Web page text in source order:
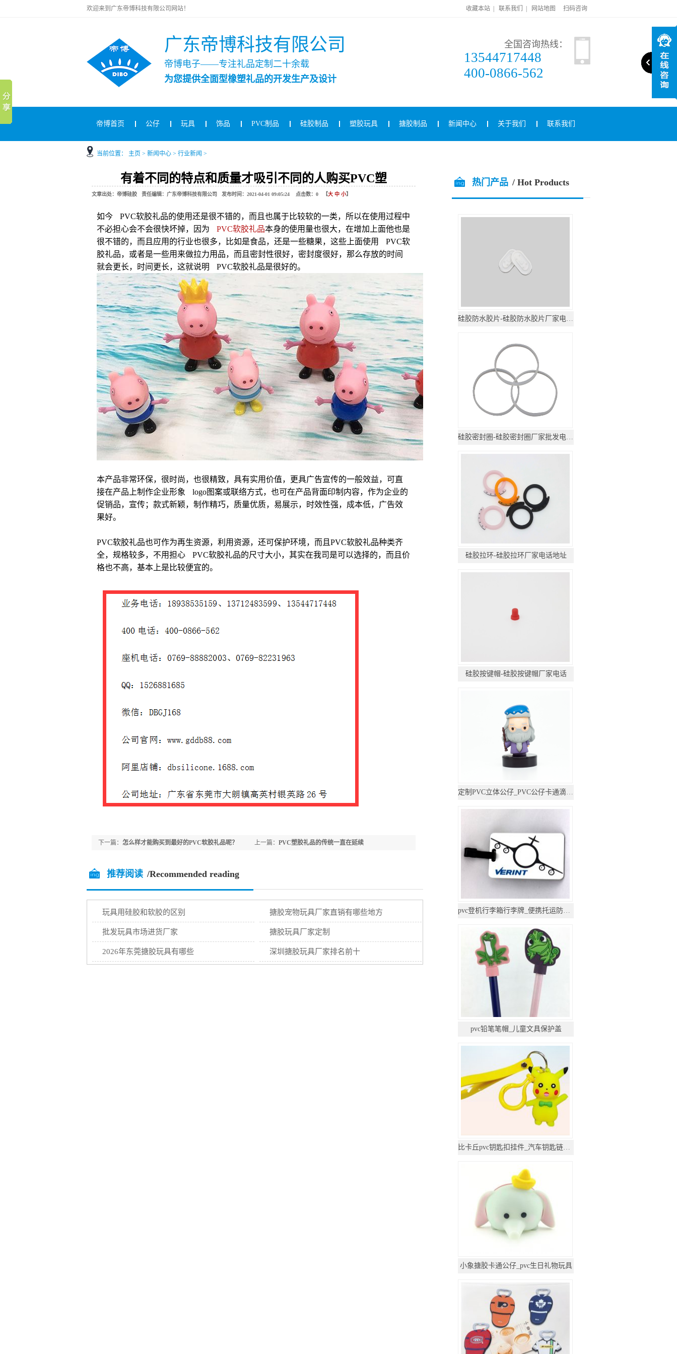
收藏本站 联系我们 网站地图 扫码咨询
欢迎来到广东帝博科技有限公司网站！
广东帝博科技有限公司
帝博电子——专注礼品定制二十余载
为您提供全面型橡塑礼品的开发生产及设计
全国咨询热线：
13544717448
400-0866-562
帝博首页 公仔 玩具 饰品 PVC制品 硅胶制品 塑胶玩具 搪胶制品 新闻中心 关于我们 联系我们
当前位置： 主页 > 新闻中心 > 行业新闻 >
有着不同的特点和质量才吸引不同的人购买PVC塑
文章出处：帝博硅胶 责任编辑：广东帝博科技有限公司 发布时间：2021-04-01 09:05:24 点击数： 0 【大 中 小】
如今 PVC软胶礼品的使用还是很不错的，而且也属于比较软的一类，所以在使用过程中
不必担心会不会很快坏掉，因为 PVC软胶礼品本身的使用量也很大，在增加上面他也是
很不错的，而且应用的行业也很多，比如是食品，还是一些糖果，这些上面使用 PVC软
胶礼品，或者是一些用来做拉力用品，而且密封性很好，密封度很好，那么存放的时间
就会更长，时间更长，这就说明 PVC软胶礼品是很好的。
本产品非常环保，很时尚，也很精致，具有实用价值，更具广告宣传的一般效益，可直
接在产品上制作企业形象 logo图案或联络方式，也可在产品背面印制内容，作为企业的
促销品，宣传；款式新颖，制作精巧，质量优质，易展示，时效性强，成本低，广告效
果好。
PVC软胶礼品也可作为再生资源，利用资源，还可保护环境，而且PVC软胶礼品种类齐
全，规格较多，不用担心 PVC软胶礼品的尺寸大小，其实在我司是可以选择的，而且价
格也不高，基本上是比较便宜的。
上一篇： PVC塑胶礼品的传统一直在延续
下一篇： 怎么样才能购买到最好的PVC软胶礼品呢？
推荐阅读 /Recommended reading
玩具用硅胶和软胶的区别 搪胶宠物玩具厂家直销有哪些地方
批发玩具市场进货厂家 搪胶玩具厂家定制
2026年东莞搪胶玩具有哪些 深圳搪胶玩具厂家排名前十
热门产品 / Hot Products
硅胶防水胶片-硅胶防水胶片厂家电话地址
硅胶密封圈-硅胶密封圈厂家批发电话地址
硅胶拉环-硅胶拉环厂家电话地址
硅胶按键帽-硅胶按键帽厂家电话
定制PVC立体公仔_PVC公仔卡通滴胶摆件
pvc登机行李箱行李牌_便携托运防丢挂件
pvc铅笔笔帽_儿童文具保护盖
比卡丘pvc钥匙扣挂件_汽车钥匙链公仔挂饰
小象搪胶卡通公仔_pvc生日礼物玩具